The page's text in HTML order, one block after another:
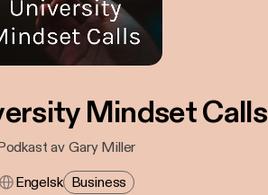
Mindset Calls
av Gary Miller
Engelsk Business